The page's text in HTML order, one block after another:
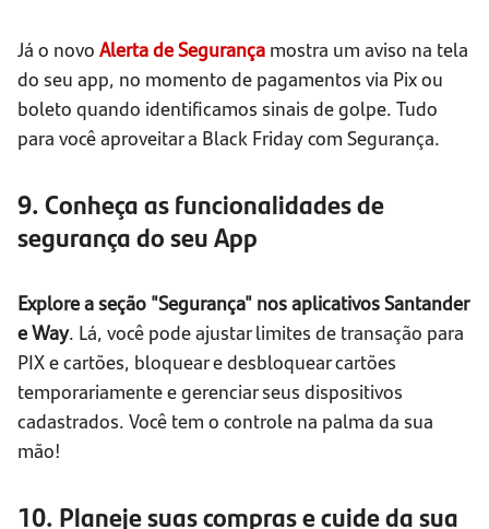
Já o novo Alerta de Segurança mostra um aviso na tela
do seu app, no momento de pagamentos via Pix ou
boleto quando identificamos sinais de golpe. Tudo
para você aproveitar a Black Friday com Segurança.
9. Conheça as funcionalidades de
segurança do seu App
Explore a seção "Segurança" nos aplicativos Santander
e Way. Lá, você pode ajustar limites de transação para
PIX e cartões, bloquear e desbloquear cartões
temporariamente e gerenciar seus dispositivos
cadastrados. Você tem o controle na palma da sua
mão!
10. Planeje suas compras e cuide da sua